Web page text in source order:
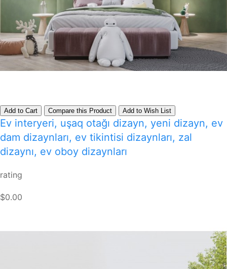
Add to Cart Compare this Product Add to Wish List
Ev interyeri, uşaq otağı dizayn, yeni dizayn, ev
dam dizaynları, ev tikintisi dizaynları, zal
dizaynı, ev oboy dizaynları
rating
$0.00